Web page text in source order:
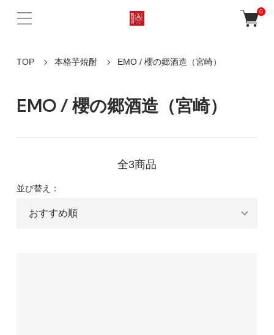
0
TOP 本格芋焼酎 EMO / 櫻の郷酒造（宮崎）
EMO / 櫻の郷酒造（宮崎）
全3商品
並び替え：